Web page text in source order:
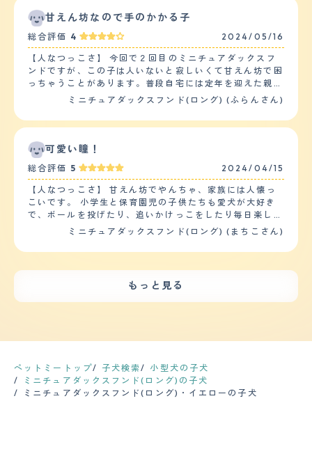
けるようになってからは、ずっと後ろについていき、たま
に追いかけっこをして遊んだりしてます。 【落ち着き】
飼い主以外の人がいたりすると、ずっと落ち着きがないで
す。ミニチュアダックスフンドを2匹飼っているのです
が、 片方はあまり吠えず、甘え上手で、寝るのが好きな
ので比較的大人しいですが、もう1匹はずっとおもちゃで
遊んでいたり 外に人がいたりすると吠えたりするので落
ち着きなかったりで、同じ犬種でも性格によるのかなと思
飯の時は 必ずおすわりと待てをさせます。 あと、芸とし
てはバーンと打つと倒れたり、お手、おかわりができま
す。 散歩の回数は1日一回15分?25分程です。 家の中では
おもちゃで遊んだり、2歳の息子とはしりまわったりして
います。 休日は外でボールを投げて取りに行っての 走り
回る運動をしています。 【お手入れ】 毛の長さはとても
長く、サラサラしています。 シャンプーは月1、2回 ブラ
ッシングは週2?4回 抜け毛はとてもすごく、ソファーや
カーペットには ものすごく毛がつきます カットは3?6ヶ
ニチュアダックスフンドが慢性的な 皮膚炎に悩まされて
薬をもらい、処置しています。 塗り薬はひどいときは毎
日で 病院の頻度は月1回です 【鳴き声】 私たち飼い主が
ンクーン』や『キューキュ』みたいな感じで 少し寂しか
します。 【総評】 好きなところは、顔が整っていて、お
しゃれで 甘えん坊で、私たちが行くところにずっとつい
てくるところです。 出会いは、1匹はペットショップで一
甘えん坊なので手のかかる子
総合評価 4 2024/05/16
【人なつっこさ】 今回で２回目のミニチュアダックスフ
ンドですが、この子は人いないと寂しいくて甘えん坊で困
っちゃうことがあります。普段自宅には定年を迎えた親が
いるので大丈夫ですが、家族で出かけて帰ってくると（食
て甘えてきます。それに自分は遊んでくれる人と認識して
顔をジーとみてくるので分かりやすいですが、忙しいとき
も見てくるのでたまに鬱陶しく思うことがあります。（そ
うゆうときも可愛いけどｗ） 【落ち着き】 ２匹飼ってい
す。基本的にリビングでテレビを見ていれば隣で寝ていま
すので気にならないと思います。でも窓があり外で歩いて
る人を見かけると興奮して吠えますが、カーテンを閉める
とか対策すれば吠えないです。 【しつけやすさ】 散歩の
と思います。また散歩中のウンチはしないので楽です。し
つけは最低限度の事しか教えていないですが簡単でした。
だけです。（健康に問題なし）前のダックスも年とるまで
上記に書いたくらいなので、お金はほとんどかからなく年
老いてからオムツくらいしか購入していないです。 【鳴
ミニチュアダックスフンド(ロング) (ふらんさん)
可愛い瞳！
総合評価 5 2024/04/15
【人なつっこさ】 甘えん坊でやんちゃ、家族には人懐っ
こいです。 小学生と保育園児の子供たちも愛犬が大好き
で、ボールを投げたり、追いかけっこをしたり毎日楽しそ
ん。 他にペットは飼っていませんが、自分より身体の大
方が相性がよく仲良く遊んでいます。 【落ち着き】 現在
愛犬を購入して1歳8か月、犬の歳で考えると20歳前後で
している時も遊んでほしそうに近寄ってきます。 【しつ
さいころに訓練、しつけを徹底していたので、基本的なも
の（トイレ・お手・待て・伏せ）はずっと覚えています。
吠えたり暴れすぎたりした時は、その時注意すれば落ち着
ミニチュアダックスフンド(ロング) (まちこさん)
もっと見る
ペットミートップ 子犬検索
小型犬の子犬
ミニチュアダックスフンド(ロング)の子犬
ミニチュアダックスフンド(ロング)・イエローの子犬